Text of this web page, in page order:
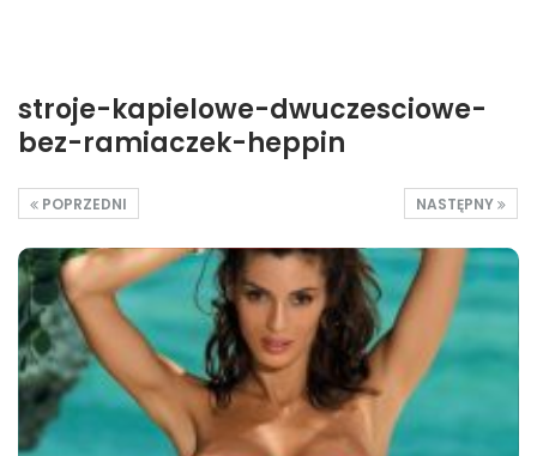
stroje-kapielowe-dwuczesciowe-
bez-ramiaczek-heppin
NASTĘPNY
POPRZEDNI